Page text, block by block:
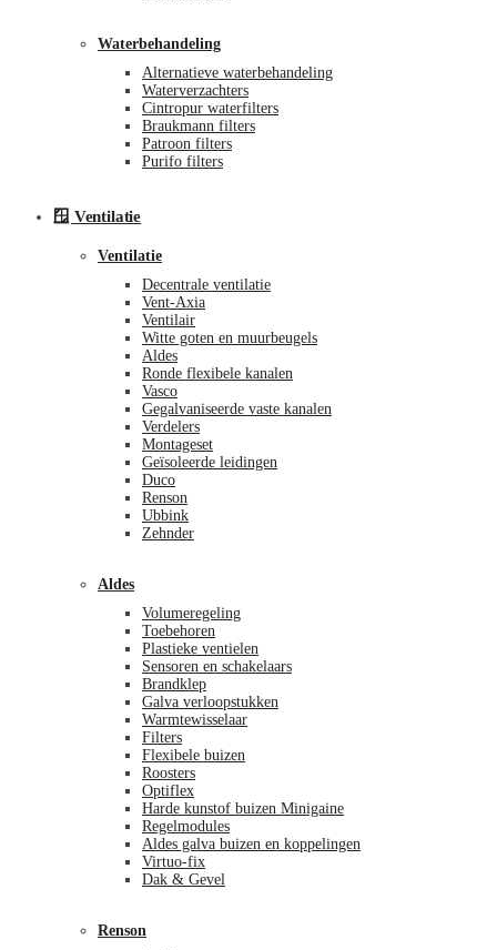
Waterbehandeling
Alternatieve waterbehandeling
Waterverzachters
Cintropur waterfilters
Braukmann filters
Patroon filters
Purifo filters
🪟 Ventilatie
Ventilatie
Decentrale ventilatie
Vent-Axia
Ventilair
Witte goten en muurbeugels
Aldes
Ronde flexibele kanalen
Vasco
Gegalvaniseerde vaste kanalen
Verdelers
Montageset
Geïsoleerde leidingen
Duco
Renson
Ubbink
Zehnder
Aldes
Volumeregeling
Toebehoren
Plastieke ventielen
Sensoren en schakelaars
Brandklep
Galva verloopstukken
Warmtewisselaar
Filters
Flexibele buizen
Roosters
Optiflex
Harde kunstof buizen Minigaine
Regelmodules
Aldes galva buizen en koppelingen
Virtuo-fix
Dak & Gevel
Renson